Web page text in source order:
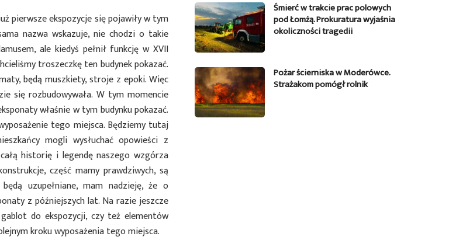
pierwsze ekspozycje się pojawiły w tym
nazwa wskazuje, nie chodzi o takie
ale kiedyś pełnił funkcję w XVII
troszeczkę ten budynek pokazać.
będą muszkiety, stroje z epoki. Więc
się rozbudowywała. W tym momencie
właśnie w tym budynku pokazać.
tego miejsca. Będziemy tutaj
mogli wysłuchać opowieści z
historię i legendę naszego wzgórza
część mamy prawdziwych, są
uzupełniane, mam nadzieję, że o
z późniejszych lat. Na razie jeszcze
do ekspozycji, czy też elementów
kroku wyposażenia tego miejsca.
Śmierć w trakcie prac polowych
pod Łomżą. Prokuratura wyjaśnia
okoliczności tragedii
Pożar ścierniska w Moderówce.
Strażakom pomógł rolnik